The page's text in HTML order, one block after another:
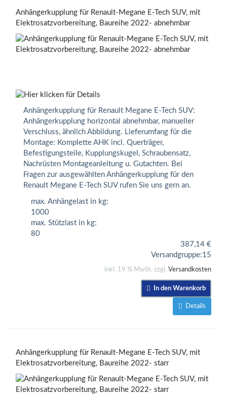
Anhängerkupplung für Renault-Megane E-Tech SUV, mit
Elektrosatzvorbereitung, Baureihe 2022- abnehmbar
Anhängerkupplung für Renault Megane E-Tech SUV:
Anhängerkupplung horizontal abnehmbar, manueller
Verschluss, ähnlich Abbildung. Lieferumfang für die
Montage: Komplette AHK incl. Querträger,
Befestigungsteile, Kupplungskugel, Schraubensatz,
Nachrüsten Montageanleitung u. Gutachten. Bei
Fragen zur ausgewählten Anhängerkupplung für den
Renault Megane E-Tech SUV rufen Sie uns gern an.
max. Anhängelast in kg:
1000
max. Stützlast in kg:
80
387,14 €
Versandgruppe:15
inkl. 19 % MwSt. zzgl. Versandkosten
In den Warenkorb
Details
Anhängerkupplung für Renault-Megane E-Tech SUV, mit
Elektrosatzvorbereitung, Baureihe 2022- starr